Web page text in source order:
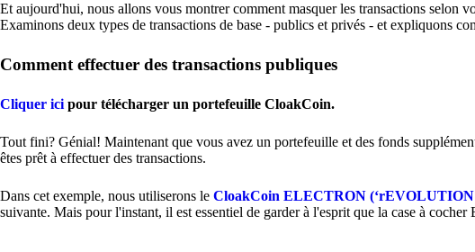
Et aujourd'hui, nous allons vous montrer comment masquer les transactions selon
Examinons deux types de transactions de base - publics et privés - et expliquons
Comment effectuer des transactions publiques
Cliquer ici pour télécharger un portefeuille CloakCoin.
Tout fini? Génial! Maintenant que vous avez un portefeuille et des fonds
êtes prêt à effectuer des transactions.
Dans cet exemple, nous utiliserons le CloakCoin ELECTRON
suivante. Mais pour l'instant, il est essentiel de garder à l'esprit que la case à